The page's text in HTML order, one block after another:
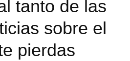
tanto de las
sobre el
pierdas